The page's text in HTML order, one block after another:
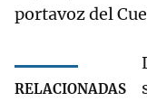
portavoz del
RELACIONADAS